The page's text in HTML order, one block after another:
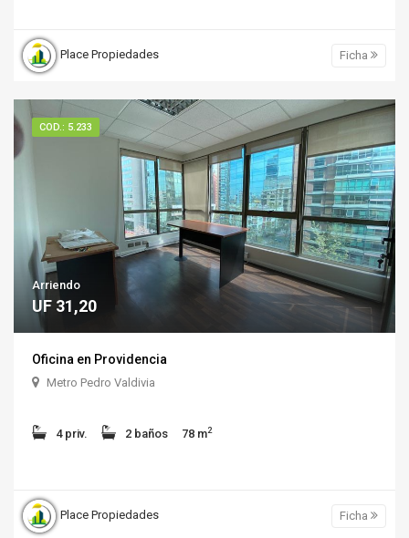
Place Propiedades Ficha
COD.: 5.233
Arriendo
UF 31,20
Oficina en Providencia
Metro Pedro Valdivia
4 priv. 2 baños 78 m2
Place Propiedades Ficha